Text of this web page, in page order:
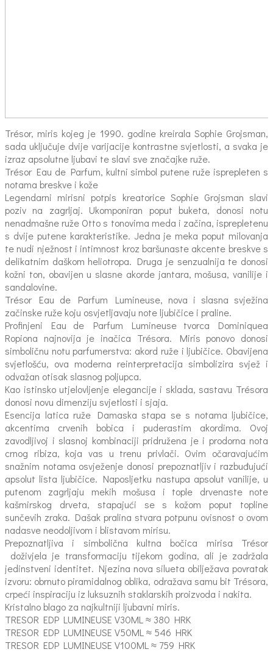
Trésor, miris kojeg je 1990. godine kreirala Sophie Grojsman,
sada uključuje dvije varijacije kontrastne svjetlosti, a svaka je
izraz apsolutne ljubavi te slavi sve značajke ruže.
Trésor Eau de Parfum, kultni simbol putene ruže isprepleten s
notama breskve i kože
Legendarni mirisni potpis kreatorice Sophie Grojsman slavi
poziv na zagrljaj. Ukomponiran poput buketa, donosi notu
nenadmašne ruže Otto s tonovima meda i začina, isprepletenu
s dvije putene karakteristike. Jedna je meka poput milovanja
te nudi nježnost i intimnost kroz baršunaste akcente breskve s
delikatnim daškom heliotropa. Druga je senzualnija te donosi
kožni ton, obavijen u slasne akorde jantara, mošusa, vanilije i
sandalovine.
Trésor Eau de Parfum Lumineuse, nova i slasna svježina
začinske ruže koju osvjetljavaju note ljubičice i praline.
Profinjeni Eau de Parfum Lumineuse tvorca Dominiquea
Ropiona najnovija je inačica Trésora. Miris ponovo donosi
simboličnu notu parfumerstva: akord ruže i ljubičice. Obavijena
svjetlošću, ova moderna reinterpretacija simbolizira svjež i
odvažan otisak slasnog poljupca.
Kao istinsko utjelovljenje elegancije i sklada, sastavu Trésora
donosi novu dimenziju svjetlosti i sjaja.
Esencija latica ruže Damaska stapa se s notama ljubičice,
akcentima crvenih bobica i puderastim akordima. Ovoj
zavodljivoj i slasnoj kombinaciji pridružena je i prodorna nota
crnog ribiza, koja vas u trenu privlači. Ovim očaravajućim
snažnim notama osvježenje donosi prepoznatljiv i razbuđujući
apsolut lista ljubičice. Naposljetku nastupa apsolut vanilije, u
putenom zagrljaju mekih mošusa i tople drvenaste note
kašmirskog drveta, stapajući se s kožom poput topline
sunčevih zraka. Dašak pralina stvara potpunu ovisnost o ovom
nadasve neodoljivom i blistavom mirisu.
Prepoznatljiva i simbolična kultna bočica mirisa Trésor
doživjela je transformaciju tijekom godina, ali je zadržala
jedinstveni identitet. Njezina nova silueta obilježava povratak
izvoru: obrnuto piramidalnog oblika, odražava samu bit Trésora,
crpeći inspiraciju iz luksuznih staklarskih proizvoda i nakita.
Kristalno blago za najkultniji ljubavni miris.
TRESOR EDP LUMINEUSE V30ML ≈ 380 HRK
TRESOR EDP LUMINEUSE V50ML ≈ 546 HRK
TRESOR EDP LUMINEUSE V100ML ≈ 759 HRK